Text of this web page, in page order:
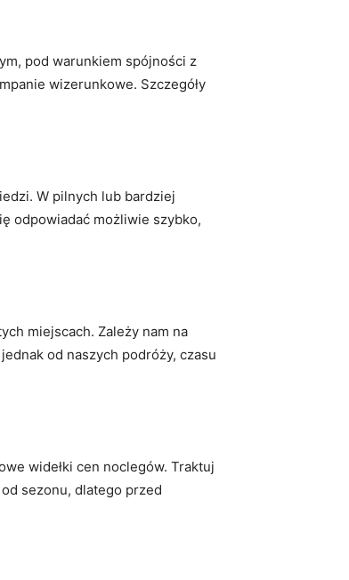
pod warunkiem spójności z
wizerunkowe. Szczegóły
W pilnych lub bardziej
odpowiadać możliwie szybko,
miejscach. Zależy nam na
od naszych podróży, czasu
widełki cen noclegów. Traktuj
sezonu, dlatego przed